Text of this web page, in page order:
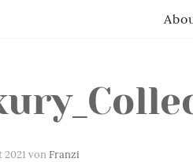
2021 vonFranzi